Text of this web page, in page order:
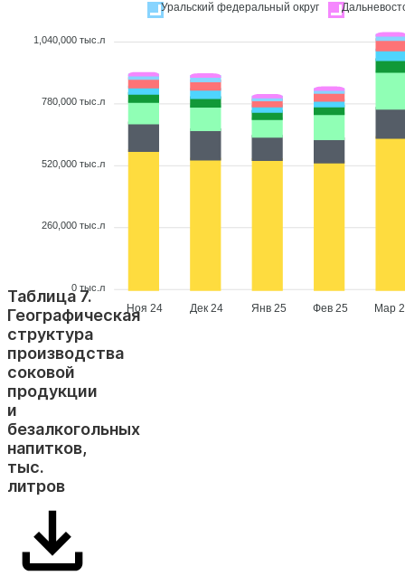
Уральский федеральный округ
1,040,000 тыс.л
780,000 тыс.л
520,000 тыс.л
260,000 тыс.л
0 тыс.л
Ноя 24 Дек 24 Янв 25 Фев 25 Мар
Таблица 7.
Географическая
структура
производства
соковой
продукции
и
безалкогольных
напитков,
тыс.
литров